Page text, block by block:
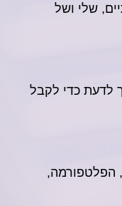
שלי ושל
לדעת כדי לקבל
הפלטפורמה,